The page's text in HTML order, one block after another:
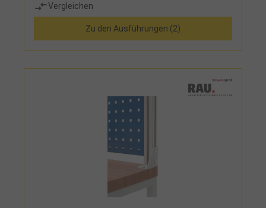
Vergleichen
Zu den Ausführungen (2)